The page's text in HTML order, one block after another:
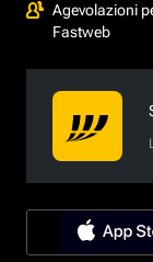
Agevolazioni
Fastweb